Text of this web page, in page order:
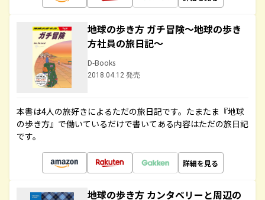
地球の歩き方 ガチ冒険～地球の歩き
方社員の旅日記～
D-Books
2018.04.12 発売
本書は4人の旅好きによるただの旅日記です。たまたま『地球
の歩き方』で働いているだけで書いてある内容はただの旅日記
です。
詳細を見る
地球の歩き方 カンタベリーと周辺の